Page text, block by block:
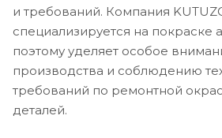
и требований. Компания
специализируется на покраске
поэтому уделяет особое
производства и соблюдению
требований по ремонтной
деталей.